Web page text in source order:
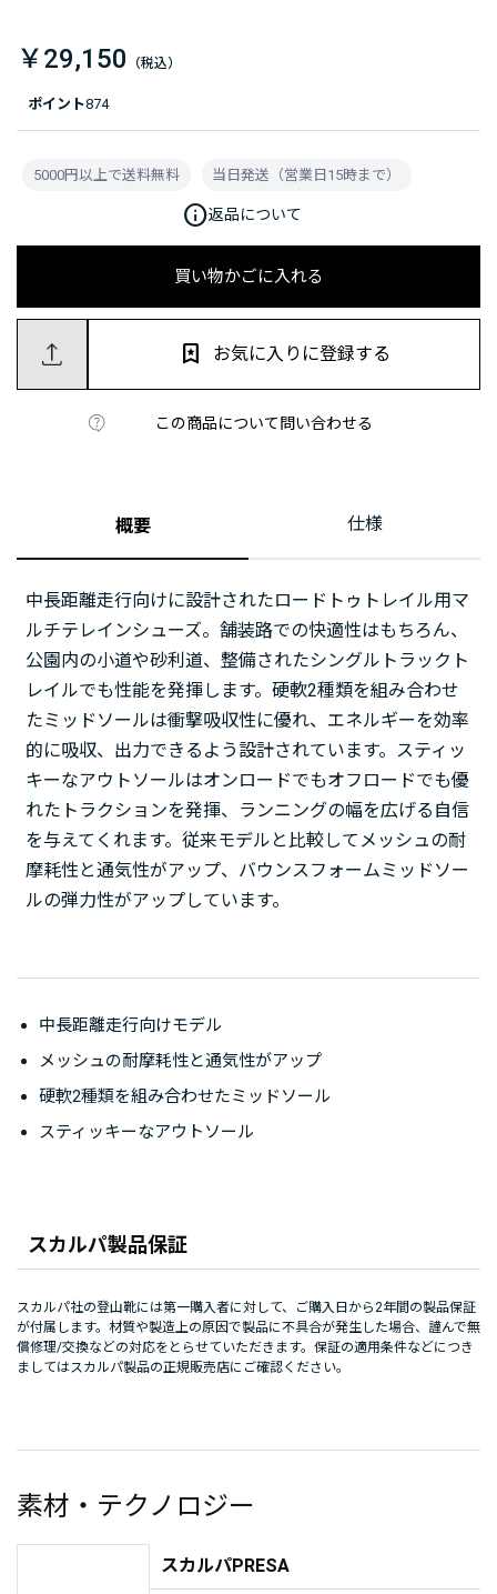
ポイント874
￥29,150
買い物かごに入れる
この商品について問い合わせる
お気に入りに登録する
5000円以上で送料無料 当日発送（営業日15時まで）
info返品について
概要 仕様
中長距離走行向けに設計されたロードトゥトレイル用マ
ルチテレインシューズ。舗装路での快適性はもちろん、
公園内の小道や砂利道、整備されたシングルトラックト
レイルでも性能を発揮します。硬軟2種類を組み合わせ
たミッドソールは衝撃吸収性に優れ、エネルギーを効率
的に吸収、出力できるよう設計されています。スティッ
キーなアウトソールはオンロードでもオフロードでも優
れたトラクションを発揮、ランニングの幅を広げる自信
を与えてくれます。従来モデルと比較してメッシュの耐
摩耗性と通気性がアップ、バウンスフォームミッドソー
ルの弾力性がアップしています。
スカルパ製品保証
スカルパ社の登山靴には第一購入者に対して、ご購入日から2年間の製品保証
が付属します。材質や製造上の原因で製品に不具合が発生した場合、謹んで無
償修理/交換などの対応をとらせていただきます。保証の適用条件などにつき
ましてはスカルパ製品の正規販売店にご確認ください。
中長距離走行向けモデル
メッシュの耐摩耗性と通気性がアップ
硬軟2種類を組み合わせたミッドソール
スティッキーなアウトソール
素材・テクノロジー
スカルパPRESA